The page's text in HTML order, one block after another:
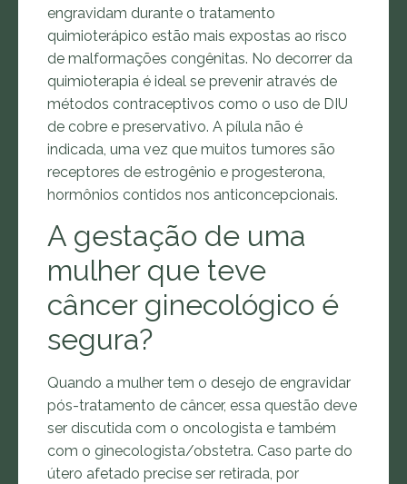
engravidam durante o tratamento
quimioterápico estão mais expostas ao risco
de malformações congênitas. No decorrer da
quimioterapia é ideal se prevenir através de
métodos contraceptivos como o uso de DIU
de cobre e preservativo. A pílula não é
indicada, uma vez que muitos tumores são
receptores de estrogênio e progesterona,
hormônios contidos nos anticoncepcionais.
A gestação de uma
mulher que teve
câncer ginecológico é
segura?
Quando a mulher tem o desejo de engravidar
pós-tratamento de câncer, essa questão deve
ser discutida com o oncologista e também
com o ginecologista/obstetra. Caso parte do
útero afetado precise ser retirada, por